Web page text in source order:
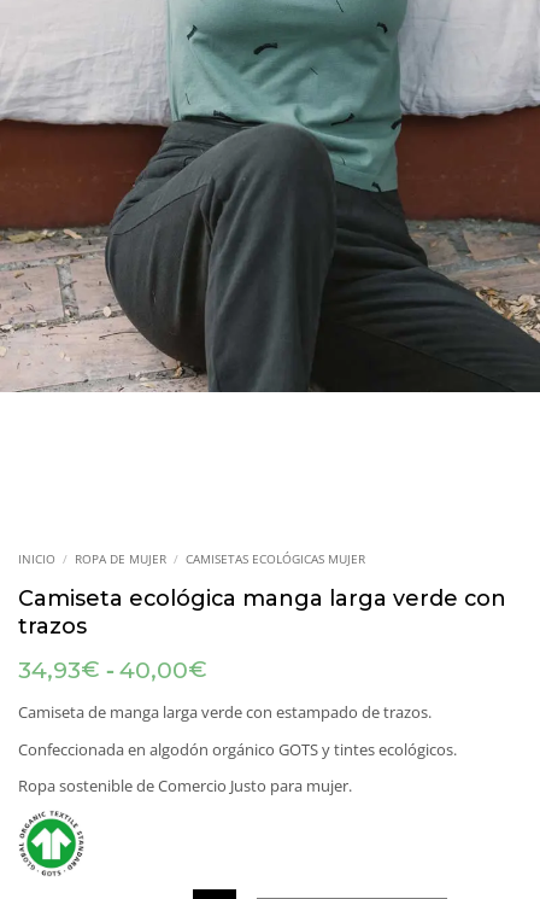
INICIO / ROPA DE MUJER / CAMISETAS ECOLÓGICAS MUJER
Camiseta ecológica manga larga verde con
trazos
34,93€ - 40,00€
precios:
desde
34,93€
hasta
40,00€
Camiseta de manga larga verde con estampado de trazos.
Confeccionada en algodón orgánico GOTS y tintes ecológicos.
Ropa sostenible de Comercio Justo para mujer.